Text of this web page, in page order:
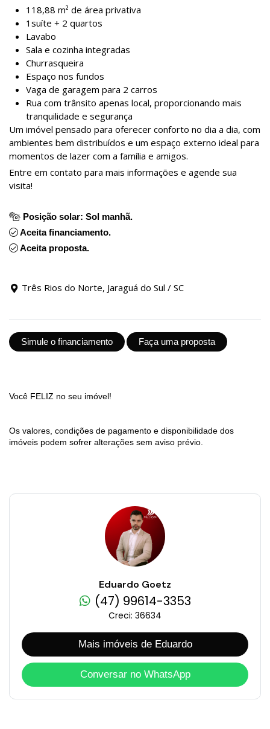
118,88 m² de área privativa
1suíte + 2 quartos
Lavabo
Sala e cozinha integradas
Churrasqueira
Espaço nos fundos
Vaga de garagem para 2 carros
Rua com trânsito apenas local, proporcionando mais
tranquilidade e segurança
Um imóvel pensado para oferecer conforto no dia a dia, com
ambientes bem distribuídos e um espaço externo ideal para
momentos de lazer com a família e amigos.
Entre em contato para mais informações e agende sua
visita!
Posição solar: Sol manhã.
Aceita financiamento.
Aceita proposta.
Três Rios do Norte, Jaraguá do Sul / SC
Simule o financiamento Faça uma proposta
Você FELIZ no seu imóvel!
Os valores, condições de pagamento e disponibilidade dos
imóveis podem sofrer alterações sem aviso prévio.
Eduardo Goetz
(47) 99614-3353
Creci: 36634
Mais imóveis de Eduardo
Conversar no WhatsApp